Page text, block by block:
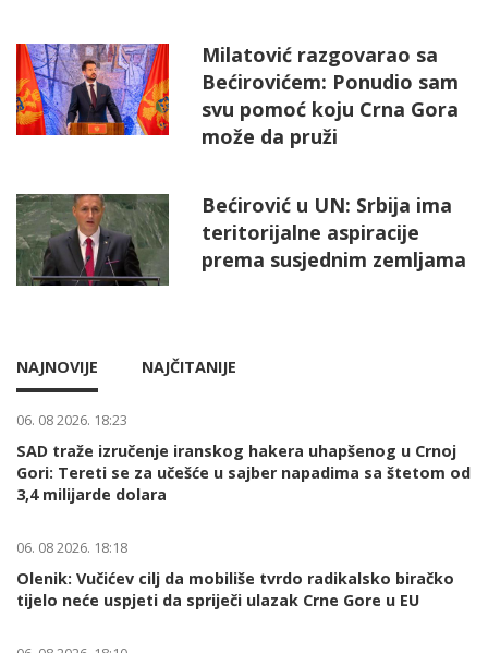
Milatović razgovarao sa
Bećirovićem: Ponudio sam
svu pomoć koju Crna Gora
može da pruži
Bećirović u UN: Srbija ima
teritorijalne aspiracije
prema susjednim zemljama
NAJNOVIJE NAJČITANIJE
06. 08 2026. 18:23
SAD traže izručenje iranskog hakera uhapšenog u Crnoj
Gori: Tereti se za učešće u sajber napadima sa štetom od
3,4 milijarde dolara
06. 08 2026. 18:18
Olenik: Vučićev cilj da mobiliše tvrdo radikalsko biračko
tijelo neće uspjeti da spriječi ulazak Crne Gore u EU